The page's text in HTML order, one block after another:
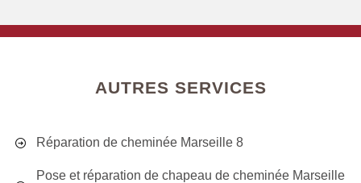
AUTRES SERVICES
Réparation de cheminée Marseille 8
Pose et réparation de chapeau de cheminée Marseille